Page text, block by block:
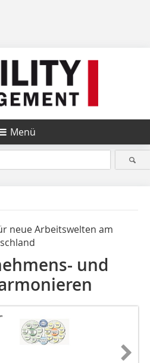
Menü
neue Arbeitswelten am
und